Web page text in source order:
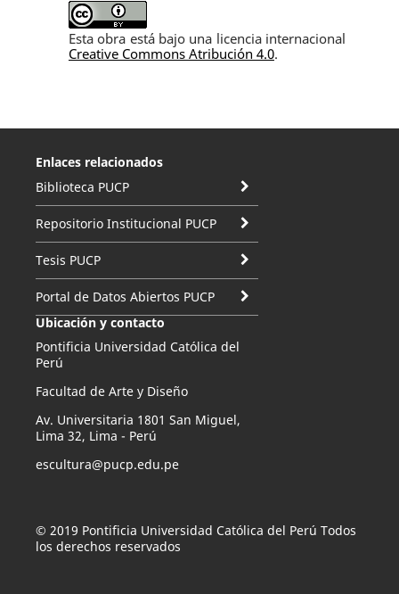
Esta obra está bajo una licencia internacional
Creative Commons Atribución 4.0.
Enlaces relacionados
Biblioteca PUCP
Repositorio Institucional PUCP
Tesis PUCP
Portal de Datos Abiertos PUCP
Ubicación y contacto
Pontificia Universidad Católica del
Perú
Facultad de Arte y Diseño
Av. Universitaria 1801 San Miguel,
Lima 32, Lima - Perú
escultura@pucp.edu.pe
© 2019 Pontificia Universidad Católica del Perú Todos
los derechos reservados